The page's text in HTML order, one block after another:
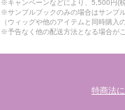
※キャンペーンなどにより、5,500円(
※サンプルブックのみの場合はサンプ
（ウィッグや他のアイテムと同時購入
※予告なく他の配送方法となる場合が
特商法